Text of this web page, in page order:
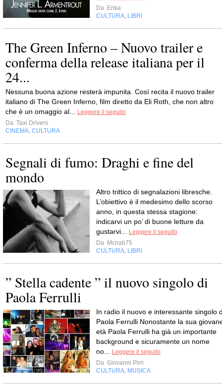
Da Erika
CULTURA LIBRI
The Green Inferno – Nuovo trailer e
conferma della release italiana per il
24...
Nessuna buona azione resterà impunita. Così recita il nuovo trailer
italiano di The Green Inferno, film diretto da Eli Roth, che non altro
che è un omaggio al...
Leggere il seguito
Da Taxi Drivers
CINEMA CULTURA
Segnali di fumo: Draghi e fine del
mondo
Altro trittico di segnalazioni libresche.
L’obiettivo è il medesimo dello scorso
anno, in questa stessa stagione:
indicarvi un po’ di buone letture da
gustarvi...
Leggere il seguito
Da Mcnab75
CULTURA LIBRI
” Stella cadente ” il nuovo singolo di
Paola Ferrulli
In radio il nuovo e interessante singolo
Paola Ferrulli Nonostante la sua
età Paola Ferrulli ha già un importante
background e sicuramente un nome
no...
Leggere il seguito
Da Giovanni Pirri
CULTURA MUSICA